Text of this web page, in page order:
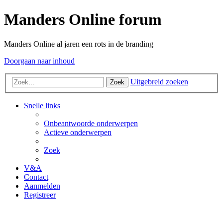
Manders Online forum
Manders Online al jaren een rots in de branding
Doorgaan naar inhoud
Zoek Uitgebreid zoeken
Snelle links
Onbeantwoorde onderwerpen
Actieve onderwerpen
Zoek
V&A
Contact
Aanmelden
Registreer